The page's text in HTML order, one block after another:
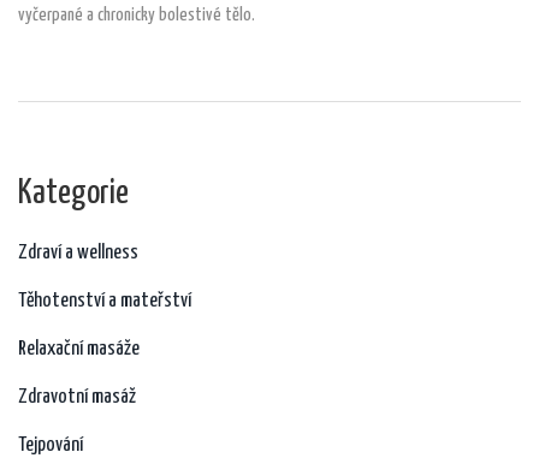
vyčerpané a chronicky bolestivé tělo.
Kategorie
Zdraví a wellness
Těhotenství a mateřství
Relaxační masáže
Zdravotní masáž
Tejpování